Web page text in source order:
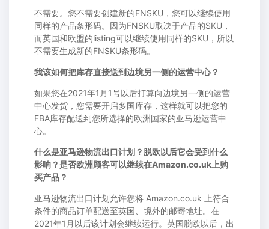
不需要。您不需要创建新的FNSKU，您可以继续使用
同样的产品条形码。因为FNSKU取决于产品的SKU，
而英国和欧盟的listing可以继续使用同样的SKU，所以
不需要生成新的FNSKU条形码。
我该如何把库存直接送到边境另一侧的运营中心？
如果您在2021年1月1号以后打算向边境另一侧的运营
中心发货，您需要开启多国库存，这样就可以把您的
FBA库存配送到您所选择的欧洲国家的亚马逊运营中
心。
什么是亚马逊物流出口计划？脱欧以后它会受到什么
影响？是否欧洲顾客可以继续在Amazon.co.uk上购
买产品？
亚马逊物流出口计划允许您将 Amazon.co.uk 上符合
条件的商品订单配送至英国、境外的邮寄地址。在
2021年1月以后该计划会继续运行。英国脱欧以后，出